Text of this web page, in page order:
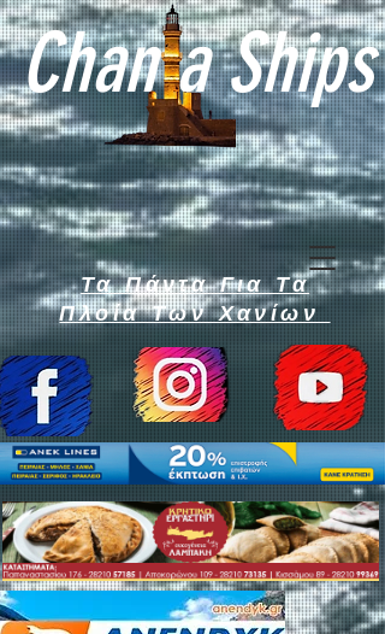
Chan a Ships
Τα Πάντα Για Τα
Πλοία Των Χανίων